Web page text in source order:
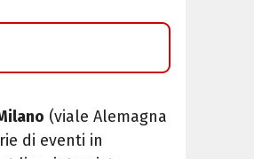
(viale Alemagna
di eventi in